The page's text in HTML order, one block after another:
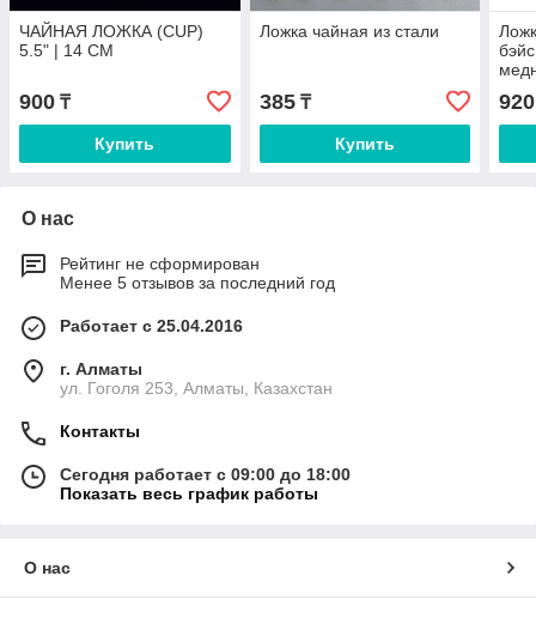
ЧАЙНАЯ ЛОЖКА (CUP)
5.5" | 14 CM
900 ₸
Купить
Ложка чайная из стали
385₸
Купить
920
О нас
Рейтинг не сформирован
Менее 5 отзывов за последний год
Работает с 25.04.2016
г. Алматы
ул. Гоголя 253, Алматы, Казахстан
Контакты
Сегодня работает с 09:00 до 18:00
Показать весь график работы
О нас